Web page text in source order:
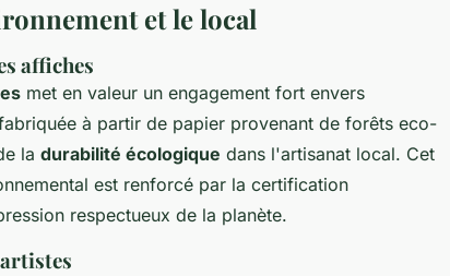
et le local
affiches
met en valeur un engagement fort envers
à partir de papier provenant de forêts eco-
la durabilité écologique dans l'artisanat local. Cet
est renforcé par la certification
respectueux de la planète.